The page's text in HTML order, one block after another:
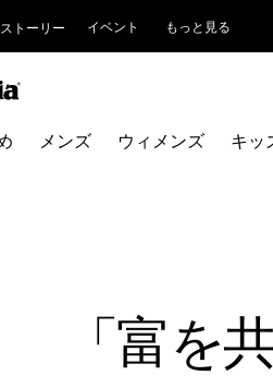
ストーリー イベント もっと見る
メンズ ウィメンズ キッ
「富を